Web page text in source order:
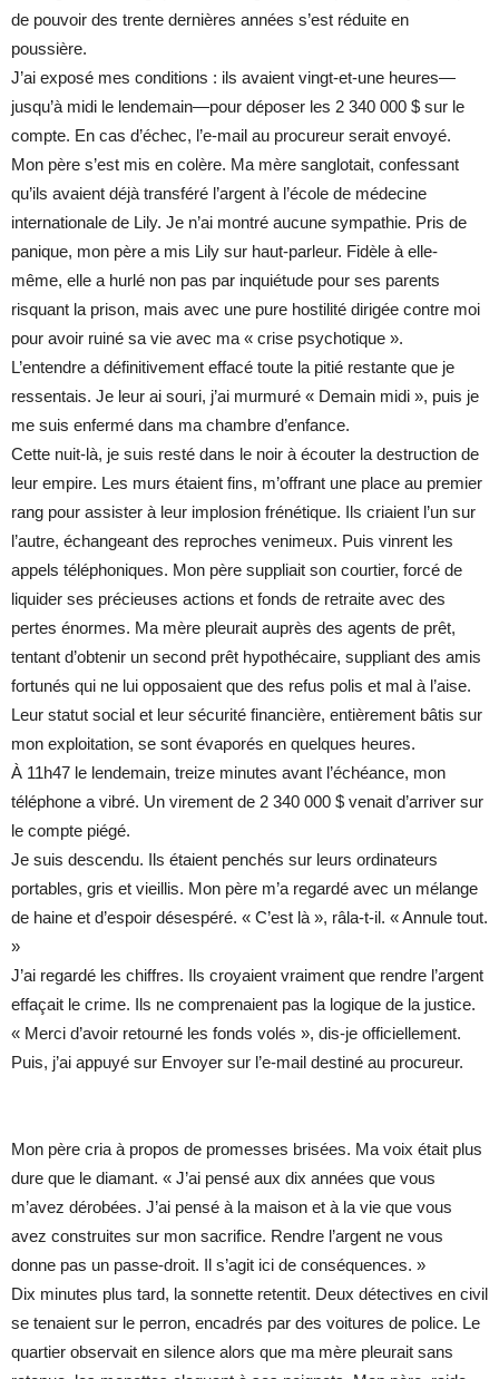
de pouvoir des trente dernières années s’est réduite en
poussière.
J’ai exposé mes conditions : ils avaient vingt-et-une heures—
jusqu’à midi le lendemain—pour déposer les 2 340 000 $ sur le
compte. En cas d’échec, l’e-mail au procureur serait envoyé.
Mon père s’est mis en colère. Ma mère sanglotait, confessant
qu’ils avaient déjà transféré l’argent à l’école de médecine
internationale de Lily. Je n’ai montré aucune sympathie. Pris de
panique, mon père a mis Lily sur haut-parleur. Fidèle à elle-
même, elle a hurlé non pas par inquiétude pour ses parents
risquant la prison, mais avec une pure hostilité dirigée contre moi
pour avoir ruiné sa vie avec ma « crise psychotique ».
L’entendre a définitivement effacé toute la pitié restante que je
ressentais. Je leur ai souri, j’ai murmuré « Demain midi », puis je
me suis enfermé dans ma chambre d’enfance.
Cette nuit-là, je suis resté dans le noir à écouter la destruction de
leur empire. Les murs étaient fins, m’offrant une place au premier
rang pour assister à leur implosion frénétique. Ils criaient l’un sur
l’autre, échangeant des reproches venimeux. Puis vinrent les
appels téléphoniques. Mon père suppliait son courtier, forcé de
liquider ses précieuses actions et fonds de retraite avec des
pertes énormes. Ma mère pleurait auprès des agents de prêt,
tentant d’obtenir un second prêt hypothécaire, suppliant des amis
fortunés qui ne lui opposaient que des refus polis et mal à l’aise.
Leur statut social et leur sécurité financière, entièrement bâtis sur
mon exploitation, se sont évaporés en quelques heures.
À 11h47 le lendemain, treize minutes avant l’échéance, mon
téléphone a vibré. Un virement de 2 340 000 $ venait d’arriver sur
le compte piégé.
Je suis descendu. Ils étaient penchés sur leurs ordinateurs
portables, gris et vieillis. Mon père m’a regardé avec un mélange
de haine et d’espoir désespéré. « C’est là », râla-t-il. « Annule tout.
»
J’ai regardé les chiffres. Ils croyaient vraiment que rendre l’argent
effaçait le crime. Ils ne comprenaient pas la logique de la justice.
« Merci d’avoir retourné les fonds volés », dis-je officiellement.
Puis, j’ai appuyé sur Envoyer sur l’e-mail destiné au procureur.
Mon père cria à propos de promesses brisées. Ma voix était plus
dure que le diamant. « J’ai pensé aux dix années que vous
m’avez dérobées. J’ai pensé à la maison et à la vie que vous
avez construites sur mon sacrifice. Rendre l’argent ne vous
donne pas un passe-droit. Il s’agit ici de conséquences. »
Dix minutes plus tard, la sonnette retentit. Deux détectives en civil
se tenaient sur le perron, encadrés par des voitures de police. Le
quartier observait en silence alors que ma mère pleurait sans